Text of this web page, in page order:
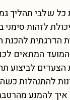
כל שלבי תהליך
לזהות
הדרגתית
המועד המתאים
לביצוע
להתנהלות
איך להמנע